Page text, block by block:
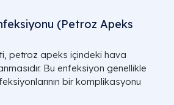
(Petroz Apeks
petroz apeks içindeki hava
Bu enfeksiyon genellikle
bir komplikasyonu